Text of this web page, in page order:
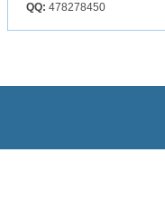
QQ: 478278450